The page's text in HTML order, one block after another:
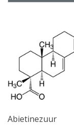
Abietinezuur